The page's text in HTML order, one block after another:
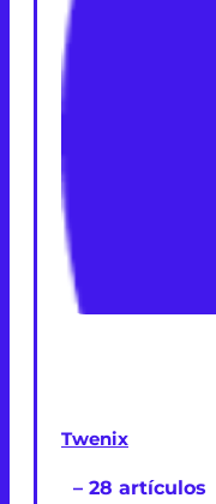
Twenix
– 28 artículos